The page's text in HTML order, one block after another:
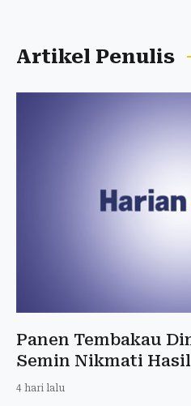
Artikel Penulis
Panen Tembakau
Semin Nikmati
4 hari lalu